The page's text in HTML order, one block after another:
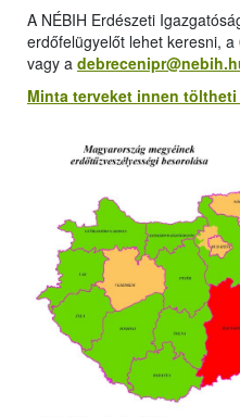
A NÉBIH Erdészeti
erdőfelügyelőt lehet keresni,
vagy a
Minta terveket innen töltheti